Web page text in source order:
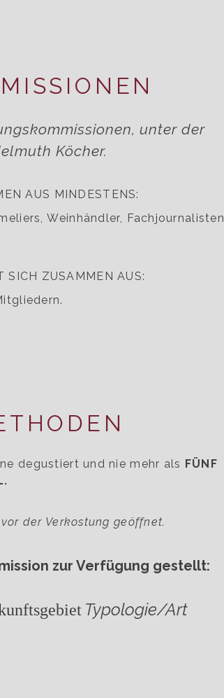
unter der
Köcher.
AUS MINDESTENS:
Weinhändler, Fachjournalisten
SICH ZUSAMMEN AUS:
degustiert und nie mehr als FÜNF
der Verkostung geöffnet.
zur Verfügung gestellt:
Typologie/Art